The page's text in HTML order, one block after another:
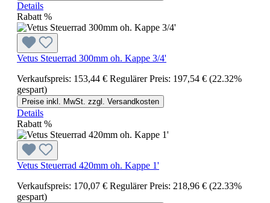
Details
Rabatt %
Vetus Steuerrad 300mm oh. Kappe 3/4'
Verkaufspreis: 153,44 € Regulärer Preis: 197,54 € (22.32%
gespart)
Preise inkl. MwSt. zzgl. Versandkosten
Details
Rabatt %
Vetus Steuerrad 420mm oh. Kappe 1'
Verkaufspreis: 170,07 € Regulärer Preis: 218,96 € (22.33%
gespart)